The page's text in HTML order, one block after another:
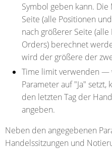
Symbol geben kann.
Seite (alle Positionen
nach größerer Seite
Orders) berechnet
wird der größere der
Time limit verwenden —
Parameter auf "Ja"
den letzten Tag der
angeben.
Neben den angegebenen
Handelssitzungen und